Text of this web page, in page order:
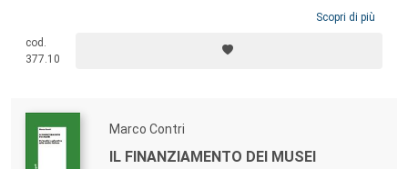
Scopri di più
cod.
377.10
Marco Contri
IL FINANZIAMENTO DEI MUSEI